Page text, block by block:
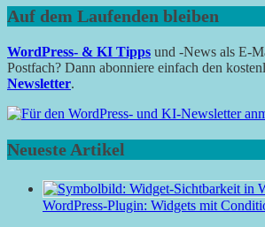
Auf dem Laufenden bleiben
WordPress- & KI Tipps und -News als E-
Postfach? Dann abonniere einfach den
Newsletter.
Neueste Artikel
WordPress-Plugin: Widgets mit